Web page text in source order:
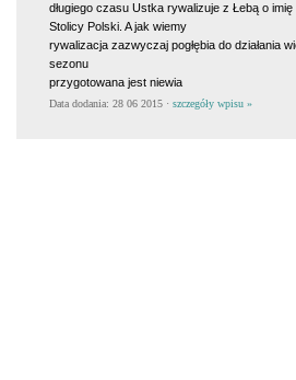
długiego czasu Ustka rywalizuje z Łebą o imię
Stolicy Polski. A jak wiemy
rywalizacja zazwyczaj pogłębia do działania
sezonu
przygotowana jest niewia
Data dodania: 28 06 2015 · szczegóły wpisu »